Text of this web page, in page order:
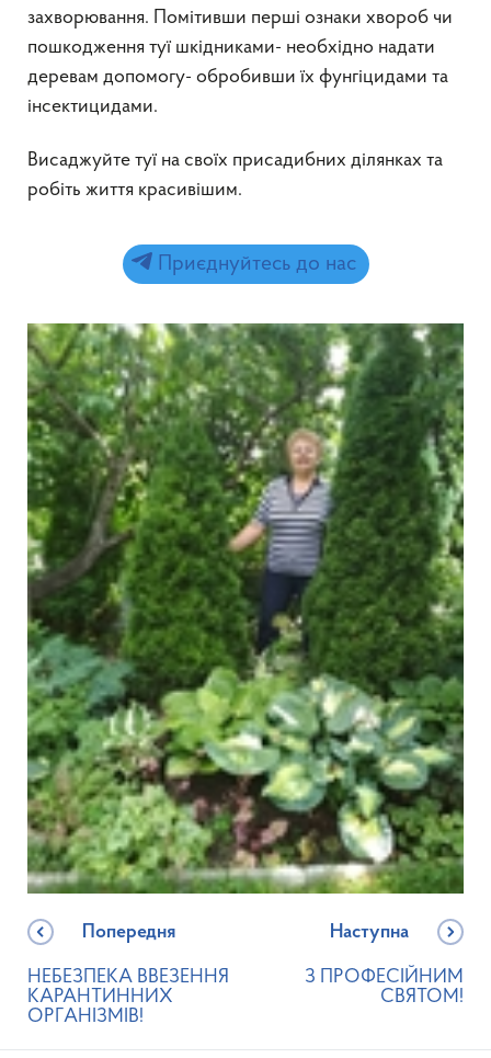
захворювання. Помітивши перші ознаки хвороб чи
пошкодження туї шкідниками- необхідно надати
деревам допомогу- обробивши їх фунгіцидами та
інсектицидами.
Висаджуйте туї на своїх присадибних ділянках та
робіть життя красивішим.
Приєднуйтесь до нас
Попередня
НЕБЕЗПЕКА ВВЕЗЕННЯ
КАРАНТИННИХ
ОРГАНІЗМІВ!
Наступна
З ПРОФЕСІЙНИМ
СВЯТОМ!